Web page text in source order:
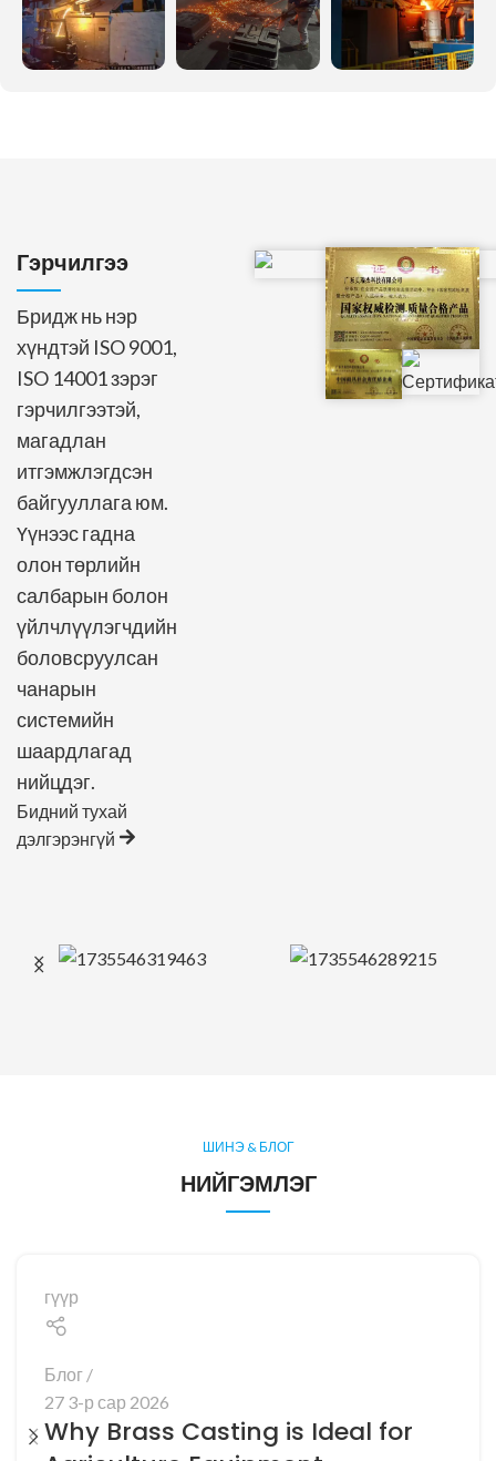
Гэрчилгээ
Бридж нь нэр
хүндтэй ISO 9001,
ISO 14001 зэрэг
гэрчилгээтэй,
магадлан
итгэмжлэгдсэн
байгууллага юм.
Үүнээс гадна
олон төрлийн
салбарын болон
үйлчлүүлэгчдийн
боловсруулсан
чанарын
системийн
шаардлагад
нийцдэг.
Бидний тухай
дэлгэрэнгүй
ШИНЭ & БЛОГ
НИЙГЭМЛЭГ
гүүр
Блог
27 3-р сар 2026
Why Brass Casting is Ideal for